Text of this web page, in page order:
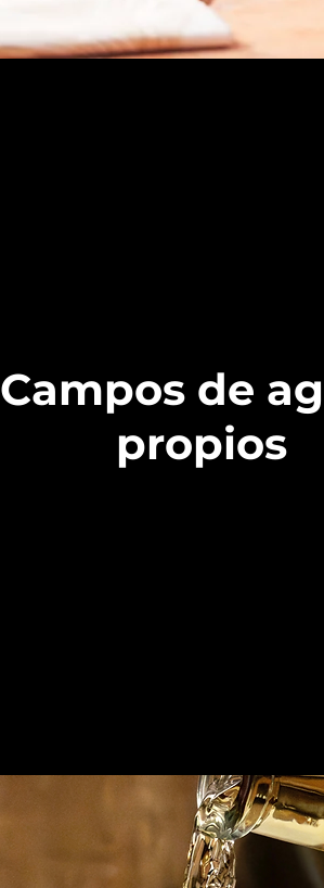
Campos de
propios